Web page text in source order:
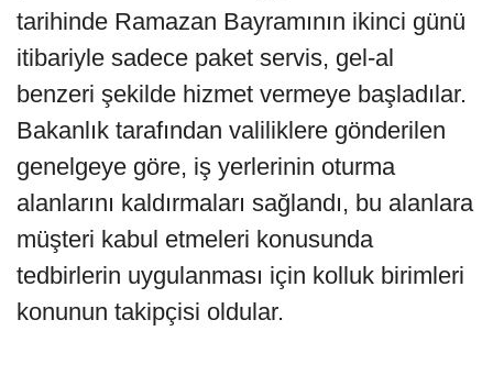
tarihinde Ramazan Bayramının ikinci günü
itibariyle sadece paket servis, gel-al
benzeri şekilde hizmet vermeye başladılar.
Bakanlık tarafından valiliklere gönderilen
genelgeye göre, iş yerlerinin oturma
alanlarını kaldırmaları sağlandı, bu alanlara
müşteri kabul etmeleri konusunda
tedbirlerin uygulanması için kolluk birimleri
konunun takipçisi oldular.